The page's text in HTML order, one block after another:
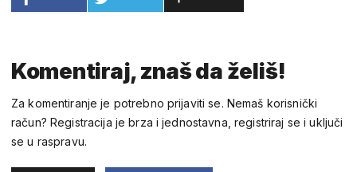
Komentiraj, znaš da želiš!
Za komentiranje je potrebno prijaviti se. Nemaš korisnički
račun? Registracija je brza i jednostavna, registriraj se i uključi
se u raspravu.